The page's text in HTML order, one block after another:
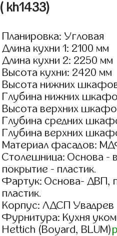
( kh1433)
Планировка: Угловая
Длина кухни 1: 2100 мм
Длина кухни 2: 2250 мм
Высота кухни: 2420 мм
Высота нижних
Глубина нижних
Высота верхних
Глубина средних
Глубина верхних
Материал фасадов:
Столешница: Основа -
покрытие - пластик.
Фартук: Основа- ДВП,
пластик.
Корпус: ЛДСП Увадрев
Фурнитура: Кухня
Hettich (Boyard, BLUM)